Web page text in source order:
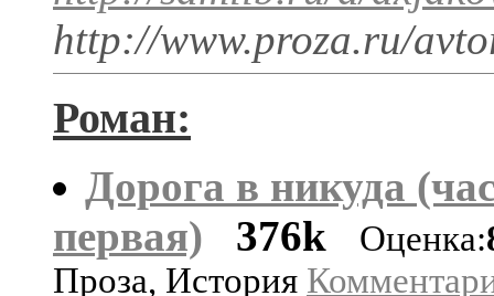
http://www.proza.ru/
Роман:
Дорога в никуда
первая)
376k Оценка:
Проза, История